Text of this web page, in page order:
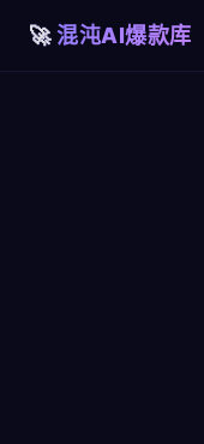
混沌AI爆款库